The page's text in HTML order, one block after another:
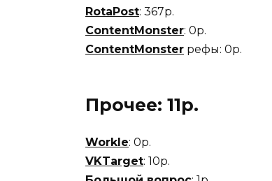
RotaPost: 367р.
ContentMonster: 0р.
ContentMonster рефы: 0р.
Прочее: 11р.
Workle: 0р.
VKTarget: 10р.